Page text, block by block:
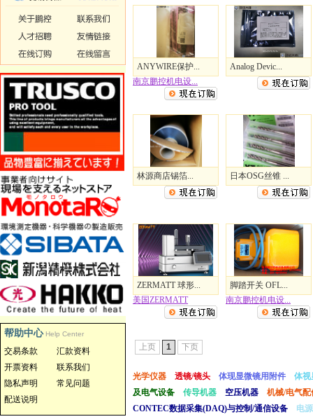
帮助中心 Help Center
交易条款
汇款资料
开票资料
联系我们
隐私声明
常见问题
配送说明
ANYWIRE保护...
南京鹏控机电设...
Analog Devic...
林源商店锡箔... 日本OSG丝锥 ...
ZERMATT 球形...
美国ZERMATT
脚踏开关 OFL...
南京鹏控机电设...
上页 1 下页
光学仪器 透镜/镜头 体现显微镜用附件
体视
及电气设备
传导机器 空压机器
机械/电气配
CONTEC数据采集(DAQ)与控制/通信设备
电